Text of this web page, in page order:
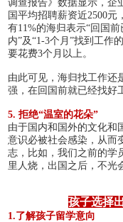
调查报告》数据显示，企
国平均招聘薪资近2500元
有11%的海归表示“回国
内”及“1-3个月”找到工作
要花费3个月以上。
由此可见，海归找工作还
强，在回国前就已经找好
5. 拒绝“温室的花朵”
由于国内和国外的文化和
意识必被社会感染，从而
志，比如，我们之前的学
里人烧，出国之后，不光
孩子选择
1.了解孩子留学意向